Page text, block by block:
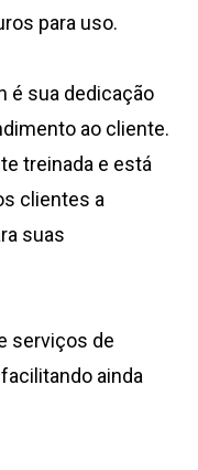
para uso.
é sua dedicação
ao cliente.
treinada e está
clientes a
suas
serviços de
ainda